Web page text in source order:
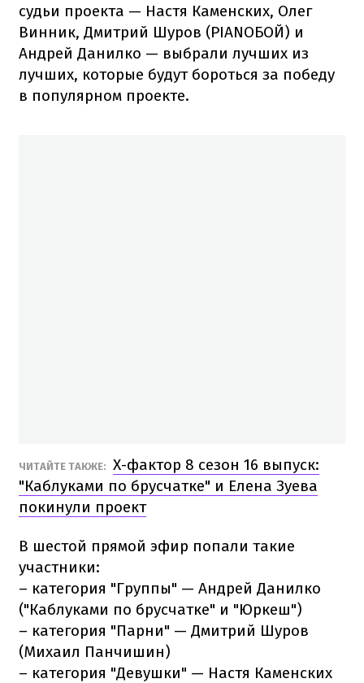
судьи проекта — Настя Каменских, Олег
Винник, Дмитрий Шуров (PIANOБОЙ) и
Андрей Данилко — выбрали лучших из
лучших, которые будут бороться за победу
в популярном проекте.
ЧИТАЙТЕ ТАКЖЕ: Х-фактор 8 сезон 16 выпуск:
"Каблуками по брусчатке" и Елена Зуева
покинули проект
В шестой прямой эфир попали такие
участники:
– категория "Группы" — Андрей Данилко
("Каблуками по брусчатке" и "Юркеш")
– категория "Парни" — Дмитрий Шуров
(Михаил Панчишин)
– категория "Девушки" — Настя Каменских